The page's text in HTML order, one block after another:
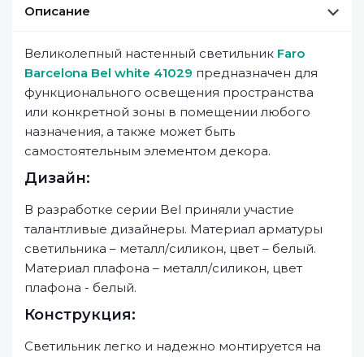
Описание
Великолепный настенный светильник Faro
Barcelona Bel white 41029 предназначен для
функционального освещения пространства
или конкретной зоны в помещении любого
назначения, а также может быть
самостоятельным элементом декора.
Дизайн:
В разработке серии Bel приняли участие
талантливые дизайнеры. Материал арматуры
светильника – металл/силикон, цвет – белый.
Материал плафона – металл/силикон, цвет
плафона - белый.
Конструкция:
Светильник легко и надежно монтируется на